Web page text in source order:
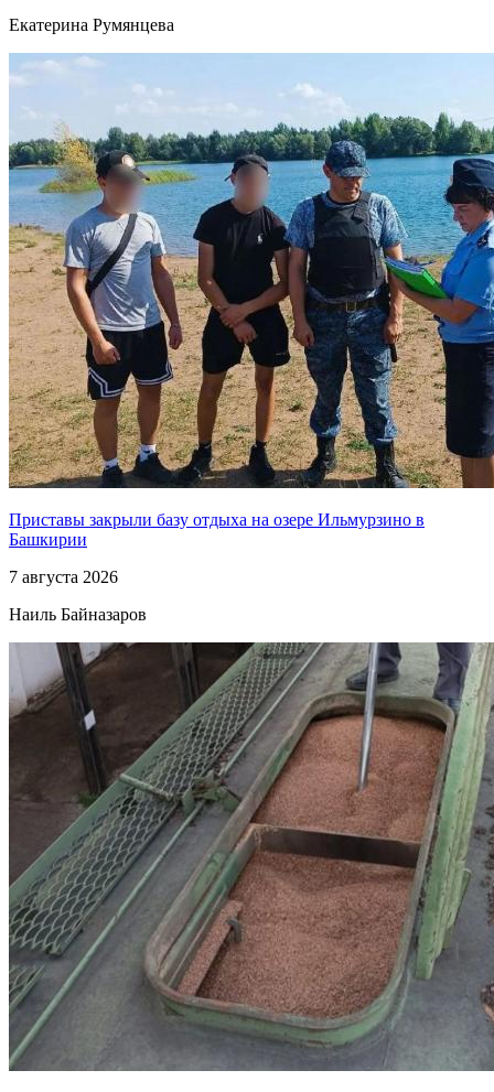
Екатерина Румянцева
Приставы закрыли базу отдыха на озере Ильмурзино в
Башкирии
7 августа 2026
Наиль Байназаров